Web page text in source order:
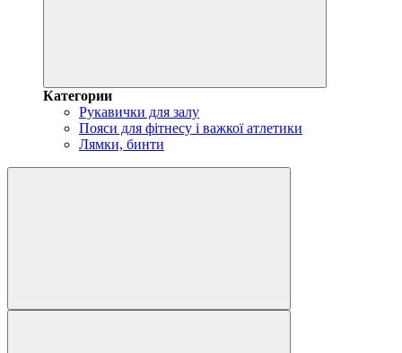
Категории
Рукавички для залу
Пояси для фітнесу і важкої атлетики
Лямки, бинти